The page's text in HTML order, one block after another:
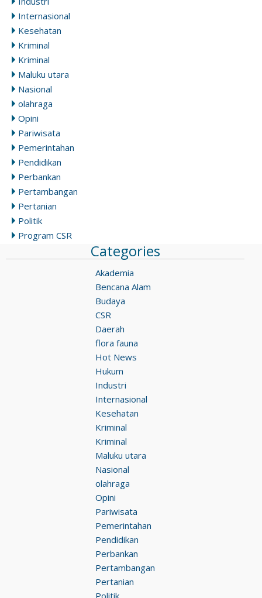
Internasional
Kesehatan
Kriminal
Kriminal
Maluku utara
Nasional
olahraga
Opini
Pariwisata
Pemerintahan
Pendidikan
Perbankan
Pertambangan
Pertanian
Politik
Program CSR
Categories
Akademia
Bencana Alam
Budaya
CSR
Daerah
flora fauna
Hot News
Hukum
Industri
Internasional
Kesehatan
Kriminal
Kriminal
Maluku utara
Nasional
olahraga
Opini
Pariwisata
Pemerintahan
Pendidikan
Perbankan
Pertambangan
Pertanian